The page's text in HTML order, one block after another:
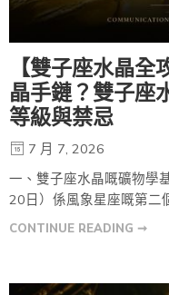
【雙子座水晶
晶手鏈？雙子座
等級與禁忌
7 月 7, 2026
一、雙子座水晶嘅礦物學
20日）係風象星座嘅第二
CONTINUE READING ➞